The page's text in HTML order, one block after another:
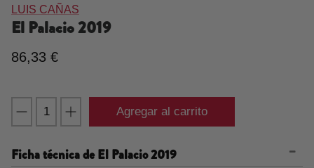
LUIS CAÑAS
El Palacio2019
86,33 €
Agregar al carrito
Ficha técnica deEl Palacio 2019